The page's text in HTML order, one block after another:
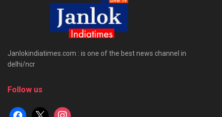
Janlokindiatimes.com : is one of the best news channel in
delhi/ncr
Follow us
facebook
x instagram